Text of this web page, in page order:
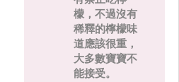
檬，不過沒有
稀釋的檸檬味
道應該很重，
大多數寶寶不
能接受。